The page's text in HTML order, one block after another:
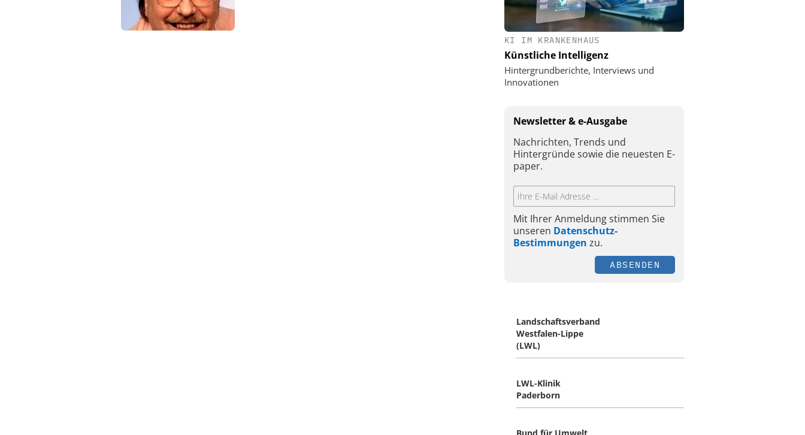
KI IM KRANKENHAUS
Künstliche Intelligenz
Hintergrundberichte, Interviews und
Innovationen
Newsletter & e-Ausgabe
Nachrichten, Trends und
Hintergründe sowie die neuesten E-
paper.
Mit Ihrer Anmeldung stimmen Sie
unseren Datenschutz-
Bestimmungen zu.
ABSENDEN
Landschaftsverband
Westfalen-Lippe
(LWL)
LWL-Klinik
Paderborn